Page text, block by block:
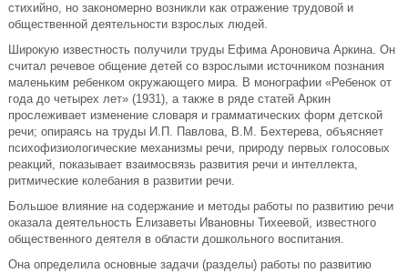
стихийно, но закономерно возникли как отражение трудовой и
общественной деятельности взрослых людей.
Широкую известность получили труды Ефима Ароновича Аркина. Он
считал речевое общение детей со взрослыми источником познания
маленьким ребенком окружающего мира. В монографии «Ребенок от
года до четырех лет» (1931), а также в ряде статей Аркин
прослеживает изменение словаря и грамматических форм детской
речи; опираясь на труды И.П. Павлова, В.М. Бехтерева, объясняет
психофизиологические механизмы речи, природу первых голосовых
реакций, показывает взаимосвязь развития речи и интеллекта,
ритмические колебания в развитии речи.
Большое влияние на содержание и методы работы по развитию речи
оказала деятельность Елизаветы Ивановны Тихеевой, известного
общественного деятеля в области дошкольного воспитания.
Она определила основные задачи (разделы) работы по развитию